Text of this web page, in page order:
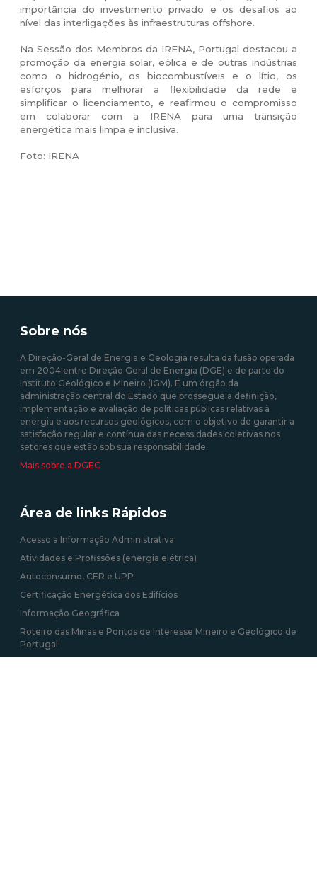
importância do investimento privado e os desafios ao
nível das interligações às infraestruturas offshore.
Na Sessão dos Membros da IRENA, Portugal destacou a
promoção da energia solar, eólica e de outras indústrias
como o hidrogénio, os biocombustíveis e o lítio, os
esforços para melhorar a flexibilidade da rede e
simplificar o licenciamento, e reafirmou o compromisso
em colaborar com a IRENA para uma transição
energética mais limpa e inclusiva.
Foto: IRENA
Sobre nós
A Direção-Geral de Energia e Geologia resulta da fusão operada
em 2004 entre Direção Geral de Energia (DGE) e de parte do
Instituto Geológico e Mineiro (IGM). É um órgão da
administração central do Estado que prossegue a definição,
implementação e avaliação de políticas públicas relativas à
energia e aos recursos geológicos, com o objetivo de garantir a
satisfação regular e contínua das necessidades coletivas nos
setores que estão sob sua responsabilidade.
Mais sobre a DGEG
Área de links Rápidos
Acesso a Informação Administrativa
Atividades e Profissões (energia elétrica)
Autoconsumo, CER e UPP
Certificação Energética dos Edifícios
Informação Geográfica
Roteiro das Minas e Pontos de Interesse Mineiro e Geológico de
Portugal